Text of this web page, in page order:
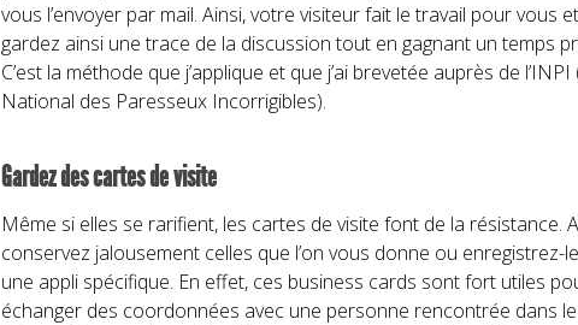
vous l’envoyer par mail. Ainsi, votre visiteur fait le travail pour vous
gardez ainsi une trace de la discussion tout en gagnant un temps
C’est la méthode que j’applique et que j’ai brevetée auprès de
National des Paresseux Incorrigibles).
Gardez des cartes de visite
Même si elles se rarifient, les cartes de visite font de la résistance.
conservez jalousement celles que l’on vous donne ou enregistrez-
une appli spécifique. En effet, ces business cards sont fort utiles
échanger des coordonnées avec une personne rencontrée dans